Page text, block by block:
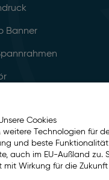
Banner
Cookies
weitere Technologien für
und beste
auch im EU-Außland zu.
mit Wirkung für die